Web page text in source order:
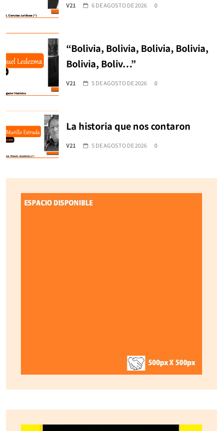
V21 6 DE AGOSTO DE 2026 0
“Bolivia, Bolivia, Bolivia, Bolivia,
Bolivia, Boliv…”
V21 5 DE AGOSTO DE 2026 0
La historia que nos contaron
V21 5 DE AGOSTO DE 2026 0